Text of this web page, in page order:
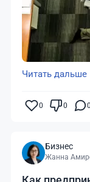
Читать
0 0 0
Бизнес
Жанна